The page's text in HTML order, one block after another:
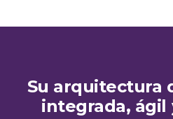
Su arquitectura
integrada, ágil